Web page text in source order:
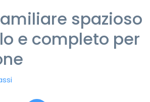
spazioso
e completo per